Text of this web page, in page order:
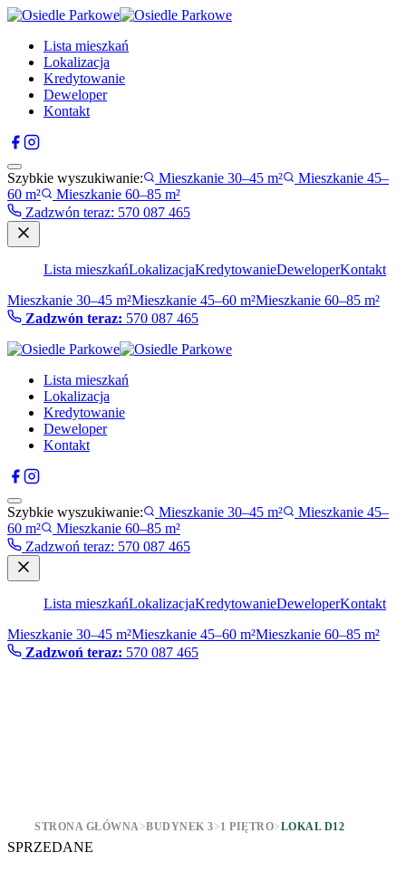
Lista mieszkań
Lokalizacja
Kredytowanie
Deweloper
Kontakt
Szybkie wyszukiwanie: Mieszkanie 30–45 m²
Mieszkanie 45–
60 m²
Mieszkanie 60–85 m²
Zadzwón teraz: 570 087 465
Lista mieszkańLokalizacjaKredytowanieDeweloperKontakt
Mieszkanie 30–45 m²Mieszkanie 45–60 m²Mieszkanie 60–85 m²
Zadzwón teraz: 570 087 465
Lista mieszkań
Lokalizacja
Kredytowanie
Deweloper
Kontakt
Szybkie wyszukiwanie: Mieszkanie 30–45 m²
Mieszkanie 45–
60 m²
Mieszkanie 60–85 m²
Zadzwoń teraz: 570 087 465
Lista mieszkańLokalizacjaKredytowanieDeweloperKontakt
Mieszkanie 30–45 m²Mieszkanie 45–60 m²Mieszkanie 60–85 m²
Zadzwoń teraz: 570 087 465
STRONA GŁÓWNA>BUDYNEK 3>1 PIĘTRO>LOKAL D12
SPRZEDANE